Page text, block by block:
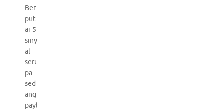
Ber
put
ar 5
siny
al
seru
pa
sed
ang
payl